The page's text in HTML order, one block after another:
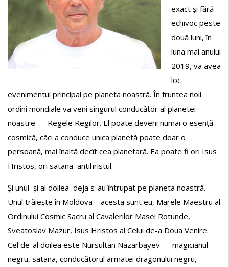
exact și fără
echivoc peste
două luni, în
luna mai anului
2019, va avea
loc
evenimentul principal pe planeta noastră. În fruntea noii
ordini mondiale va veni singurul conducător al planetei
noastre — Regele Regilor. El poate deveni numai o esență
cosmică, căci a conduce unica planetă poate doar o
persoană, mai înaltă decît cea planetară. Ea poate fi ori Isus
Hristos, ori satana antihristul.
Și unul și al doilea deja s-au întrupat pe planeta noastră.
Unul trăiește în Moldova – acesta sunt eu, Marele Maestru al
Ordinului Cosmic Sacru al Cavalerilor Masei Rotunde,
Sveatoslav Mazur, Isus Hristos al Celui de-a Doua Venire.
Cel de-al doilea este Nursultan Nazarbayev — magicianul
negru, satana, conducătorul armatei dragonului negru,